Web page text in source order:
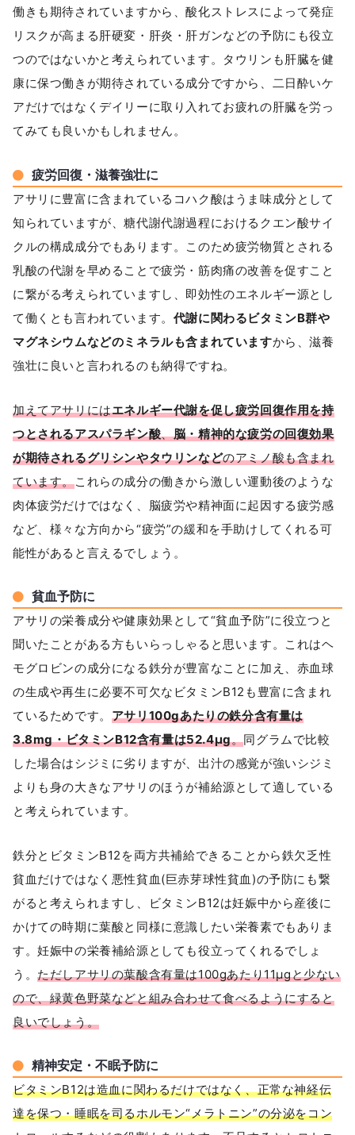
働きも期待されていますから、酸化ストレスによって発症
リスクが高まる肝硬変・肝炎・肝ガンなどの予防にも役立
つのではないかと考えられています。タウリンも肝臓を健
康に保つ働きが期待されている成分ですから、二日酔いケ
アだけではなくデイリーに取り入れてお疲れの肝臓を労っ
てみても良いかもしれません。
疲労回復・滋養強壮に
アサリに豊富に含まれているコハク酸はうま味成分として
知られていますが、糖代謝代謝過程におけるクエン酸サイ
クルの構成成分でもあります。このため疲労物質とされる
乳酸の代謝を早めることで疲労・筋肉痛の改善を促すこと
に繋がる考えられていますし、即効性のエネルギー源とし
て働くとも言われています。 代謝に関わるビタミンB群や
マグネシウムなどのミネラルも含まれていますから、滋養
強壮に良いと言われるのも納得ですね。
加えてアサリにはエネルギー代謝を促し疲労回復作用を持
つとされるアスパラギン酸、脳・精神的な疲労の回復効果
が期待されるグリシンやタウリンなどのアミノ酸も含まれ
ています。これらの成分の働きから激しい運動後のような
肉体疲労だけではなく、脳疲労や精神面に起因する疲労感
など、様々な方向から“疲労”の緩和を手助けしてくれる可
能性があると言えるでしょう。
貧血予防に
アサリの栄養成分や健康効果として“貧血予防”に役立つと
聞いたことがある方もいらっしゃると思います。これはヘ
モグロビンの成分になる鉄分が豊富なことに加え、赤血球
の生成や再生に必要不可欠なビタミンB12も豊富に含まれ
ているためです。 アサリ100gあたりの鉄分含有量は
3.8mg・ビタミンB12含有量は52.4μg。同グラムで比較
した場合はシジミに劣りますが、出汁の感覚が強いシジミ
よりも身の大きなアサリのほうが補給源として適している
と考えられています。
鉄分とビタミンB12を両方共補給できることから鉄欠乏性
貧血だけではなく悪性貧血(巨赤芽球性貧血)の予防にも繋
がると考えられますし、ビタミンB12は妊娠中から産後に
かけての時期に葉酸と同様に意識したい栄養素でもありま
す。妊娠中の栄養補給源としても役立ってくれるでしょ
う。ただしアサリの葉酸含有量は100gあたり11μgと少ない
ので、緑黄色野菜などと組み合わせて食べるようにすると
良いでしょう。
精神安定・不眠予防に
ビタミンB12は造血に関わるだけではなく、正常な神経伝
達を保つ・睡眠を司るホルモン“メラトニン”の分泌をコン